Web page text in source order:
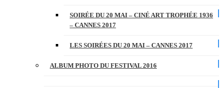
SOIRÉE DU 20 MAI – CINÉ ART TROPHÉE 1936
– CANNES 2017
LES SOIRÉES DU 20 MAI – CANNES 2017
ALBUM PHOTO DU FESTIVAL 2016